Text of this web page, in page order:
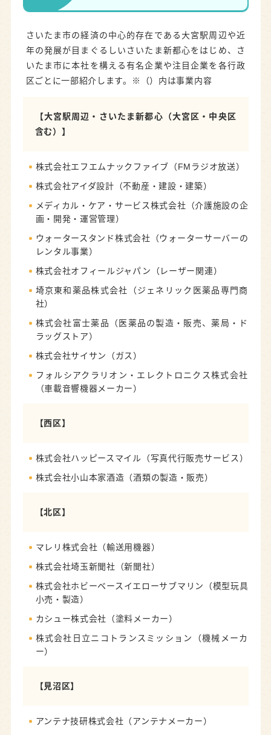
さいたま市の経済の中心的存在である大宮駅周辺や近
年の発展が目まぐるしいさいたま新都心をはじめ、さ
いたま市に本社を構える有名企業や注目企業を各行政
区ごとに一部紹介します。※（）内は事業内容
【大宮駅周辺・さいたま新都心（大宮区・中央区
含む）】
株式会社エフエムナックファイブ（FMラジオ放送）
株式会社アイダ設計（不動産・建設・建築）
メディカル・ケア・サービス株式会社（介護施設の企
画・開発・運営管理）
ウォータースタンド株式会社（ウォーターサーバーの
レンタル事業）
株式会社オフィールジャパン（レーザー関連）
埼京東和薬品株式会社（ジェネリック医薬品専門商
社）
株式会社富士薬品（医薬品の製造・販売、薬局・ド
ラッグストア）
株式会社サイサン（ガス）
フォルシアクラリオン・エレクトロニクス株式会社
（車載音響機器メーカー）
【西区】
株式会社ハッピースマイル（写真代行販売サービス）
株式会社小山本家酒造（酒類の製造・販売）
【北区】
マレリ株式会社（輸送用機器）
株式会社埼玉新聞社（新聞社）
株式会社ホビーベースイエローサブマリン（模型玩具
小売・製造）
カシュー株式会社（塗料メーカー）
株式会社日立ニコトランスミッション（機械メーカ
ー）
【見沼区】
アンテナ技研株式会社（アンテナメーカー）